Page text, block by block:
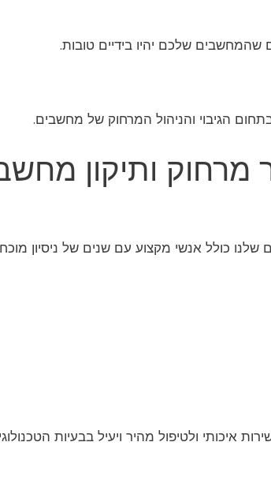
שהמחשבים שלכם יהיו בידיים טובות.
הגיבוי והניהול המרחוק של מחשבים.
ותיקון
כולל אנשי מקצוע עם שנים של ניסיון
איכותי ולטיפול מהיר ויעיל בבעיות